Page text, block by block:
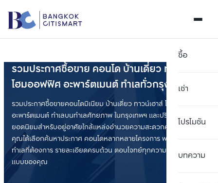
ซื้อ
เช่า
โปรโมชัน
บทความ
รวมประกาศซื้อขาย คอนโด บ้านเดี่ยว ทาวน์เฮาส์
โฮมออฟฟิศ อะพาร์ตเมนต์ ทำเลทั่วกรุงเทพฯ
รวมประกาศซื้อขายคอนโดมิเนียม บ้านเดี่ยว ทาวน์เฮาส์ โฮมออฟฟิศ
อะพาร์ตเมนต์ ทำเลบนทำเลศักยภาพ ในกรุงเทพฯ และปริมณฑล ทำเล
ยอดนิยมสำหรับอยู่อาศัยใกล้แหล่งอำนวยความสะดวกครบครัน ให้
คุณได้เลือกค้นหาประกาศ คอนโดหลากหลายโครงการ พร้อมราคา และ
ทำเลที่ต้องการ รายละเอียดครบถ้วน ตอบโจทย์ทุกความต้องการใน
แบบของคุณ
เลือกยูนิตเพื่อเปรียบเทียบ
เลือกได้สูงสุด 3 รายการ